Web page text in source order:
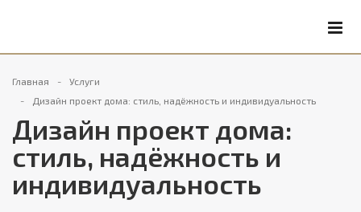
Главная
Услуги
Дизайн проект дома: стиль, надёжность и индивидуальность
Дизайн проект дома:
стиль, надёжность и
индивидуальность